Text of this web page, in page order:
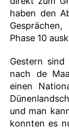
haben den
Phase 10
Gestern
nach de
einen
und man
konnten es